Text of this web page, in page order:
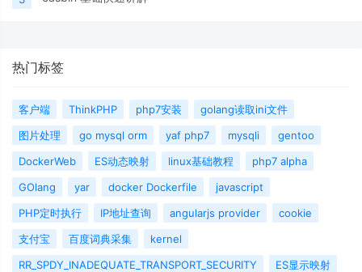
热门标签
客户端 ThinkPHP php7安装
golang读取ini文件
图片处理
go mysql orm yaf php7 mysqli
gentoo
DockerWeb
ES动态映射 linux基础教程
php7 alpha
GOlang
yar docker Dockerfile
javascript
PHP定时执行
IP地址查询 angularjs provider
cookie
支付宝
百度词典采集
kernel
RR_SPDY_INADEQUATE_TRANSPORT_SECURITY
ES显示映射